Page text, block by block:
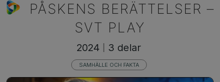
PÅSKENS BERÄTTELSER –
SVT PLAY
2024 3 delar
SAMHÄLLE OCH FAKTA